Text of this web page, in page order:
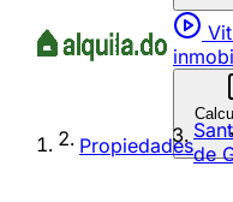
Propiedadesde